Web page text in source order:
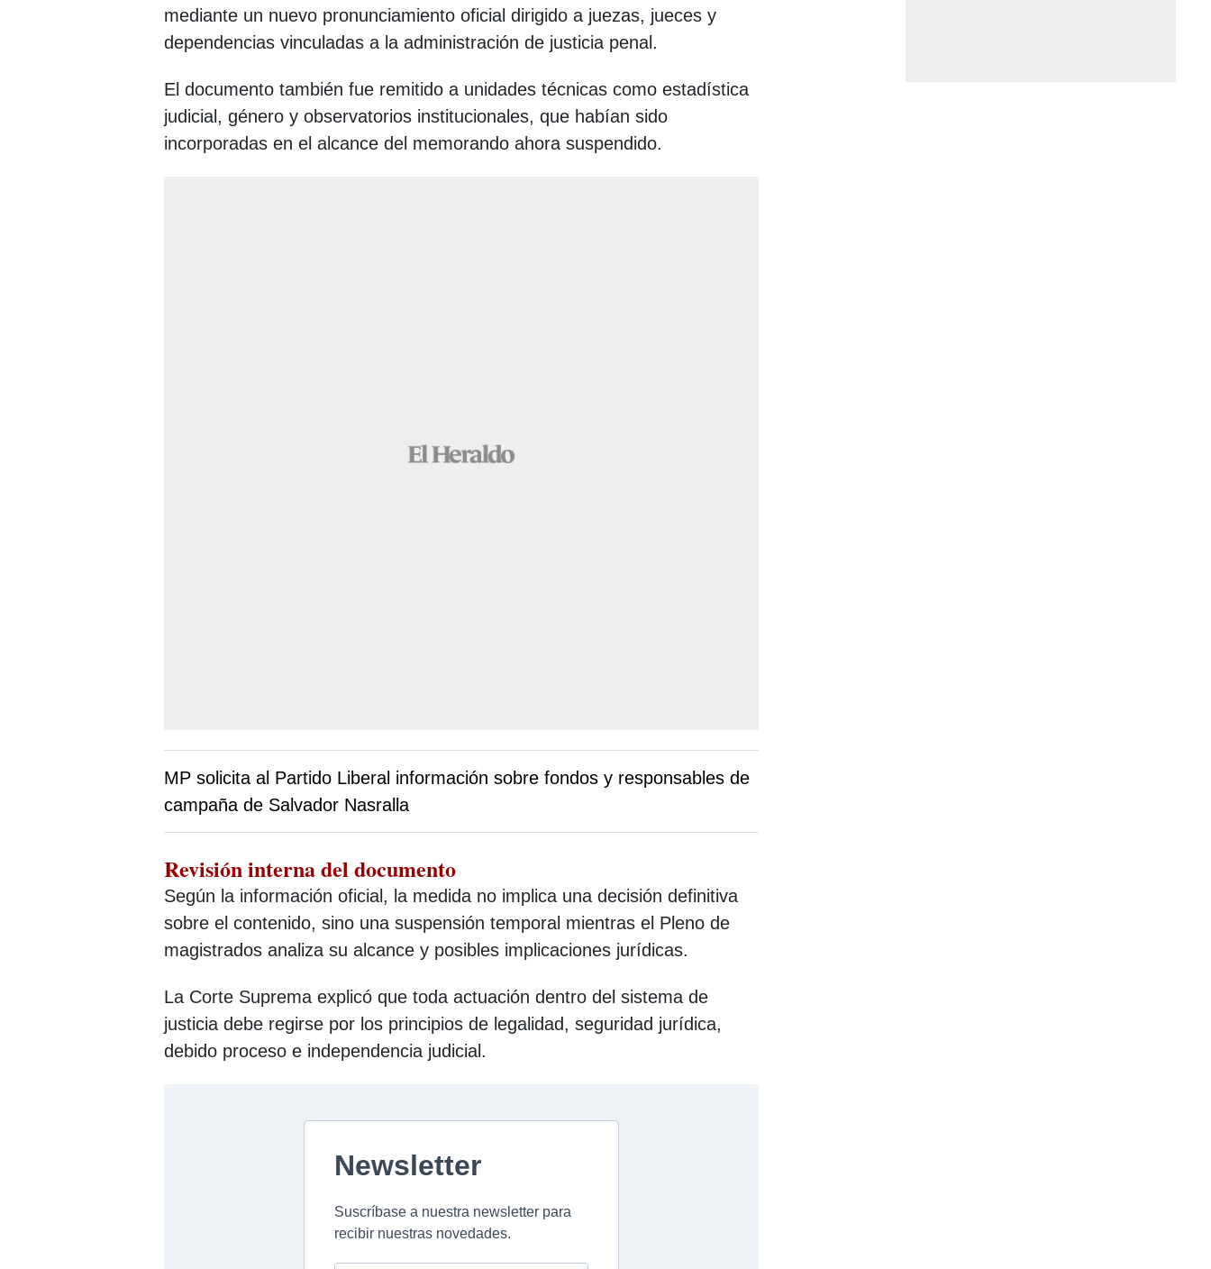
mediante un nuevo pronunciamiento oficial dirigido a juezas, jueces y
dependencias vinculadas a la administración de justicia penal.
El documento también fue remitido a unidades técnicas como estadística
judicial, género y observatorios institucionales, que habían sido
incorporadas en el alcance del memorando ahora suspendido.
MP solicita al Partido Liberal información sobre fondos y responsables de
campaña de Salvador Nasralla
Revisión interna del documento
Según la información oficial, la medida no implica una decisión definitiva
sobre el contenido, sino una suspensión temporal mientras el Pleno de
magistrados analiza su alcance y posibles implicaciones jurídicas.
La Corte Suprema explicó que toda actuación dentro del sistema de
justicia debe regirse por los principios de legalidad, seguridad jurídica,
debido proceso e independencia judicial.